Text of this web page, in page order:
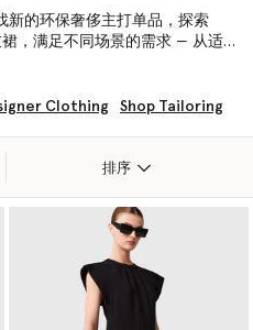
新的环保奢侈主打单品，探索
满足不同场景的需求 — 从适
畅转换的中长连衣裙，再到兼
动物伤害鞋履和谐搭配，将您的
馈赠与前沿创新相结合，打造
流线型廓形由工匠采用优质环保
成伤害。
裙。
Clothing Shop Tailoring
排序